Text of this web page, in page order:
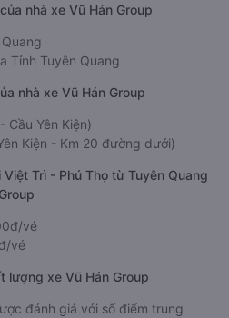
nhà xe Vũ Hán Group
Tỉnh Tuyên Quang
nhà xe Vũ Hán Group
Cầu Yên Kiện)
Kiện - Km 20 đường dưới)
Trì - Phú Thọ từ Tuyên Quang
vé
vé
lượng xe Vũ Hán Group
đánh giá với số điểm trung